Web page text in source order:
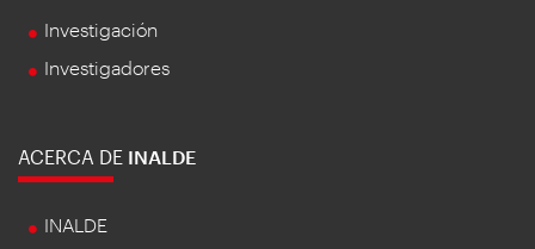
Investigación
Investigadores
ACERCA DE INALDE
INALDE